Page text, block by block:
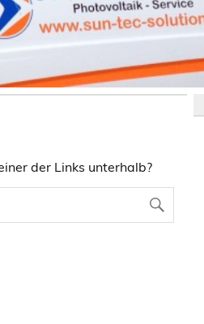
der Links unterhalb?